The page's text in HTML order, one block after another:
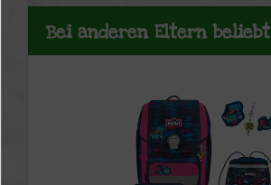
Bei anderen Eltern beliebt